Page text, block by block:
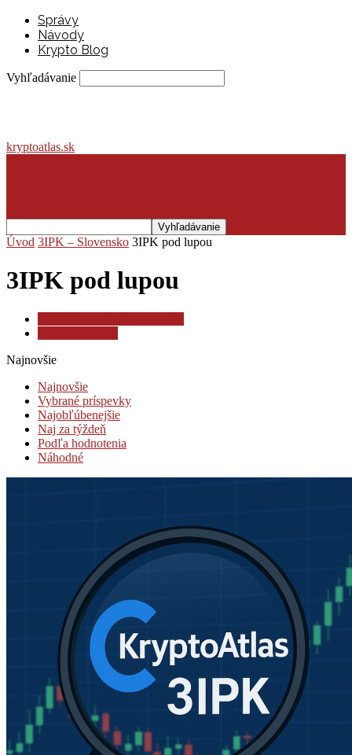
Správy
Návody
Krypto Blog
Vyhľadávanie
kryptoatlas.sk
Úvod 3IPK – Slovensko 3IPK pod lupou
3IPK pod lupou
Najnovšie
Najnovšie
Vybrané príspevky
Najobľúbenejšie
Naj za týždeň
Podľa hodnotenia
Náhodné